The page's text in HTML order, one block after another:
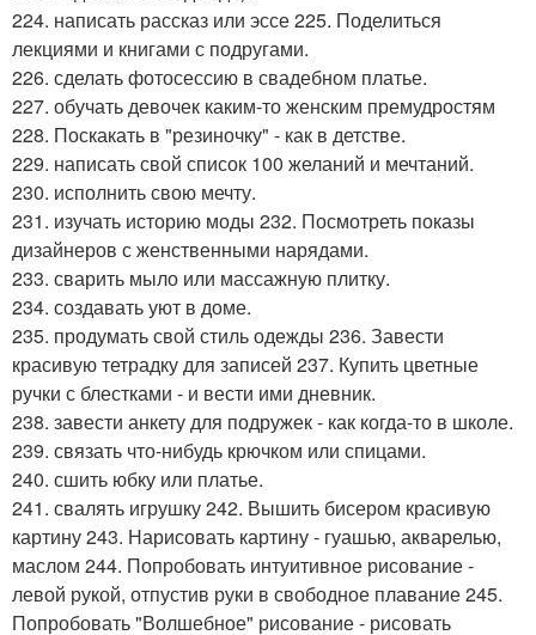
224. написать рассказ или эссе 225. Поделиться
лекциями и книгами с подругами.
226. сделать фотосессию в свадебном платье.
227. обучать девочек каким-то женским премудростям
228. Поскакать в "резиночку" - как в детстве.
229. написать свой список 100 желаний и мечтаний.
230. исполнить свою мечту.
231. изучать историю моды 232. Посмотреть показы
дизайнеров с женственными нарядами.
233. сварить мыло или массажную плитку.
234. создавать уют в доме.
235. продумать свой стиль одежды 236. Завести
красивую тетрадку для записей 237. Купить цветные
ручки с блестками - и вести ими дневник.
238. завести анкету для подружек - как когда-то в школе.
239. связать что-нибудь крючком или спицами.
240. сшить юбку или платье.
241. свалять игрушку 242. Вышить бисером красивую
картину 243. Нарисовать картину - гуашью, акварелью,
маслом 244. Попробовать интуитивное рисование -
левой рукой, отпустив руки в свободное плавание 245.
Попробовать "Волшебное" рисование - рисовать